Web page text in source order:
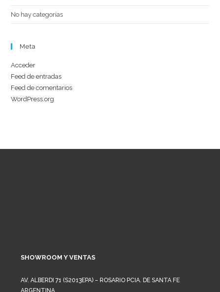
No hay categorías
Meta
Acceder
Feed de entradas
Feed de comentarios
WordPress.org
SHOWROOM Y VENTAS
AV. ALBERDI 71 (S2013EPA) – ROSARIO PCIA. DE SANTA FE
ARGENTINA